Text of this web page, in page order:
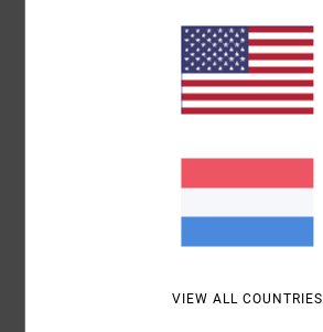
5.0/5
5.0
VIEW ALL COUNTRIES